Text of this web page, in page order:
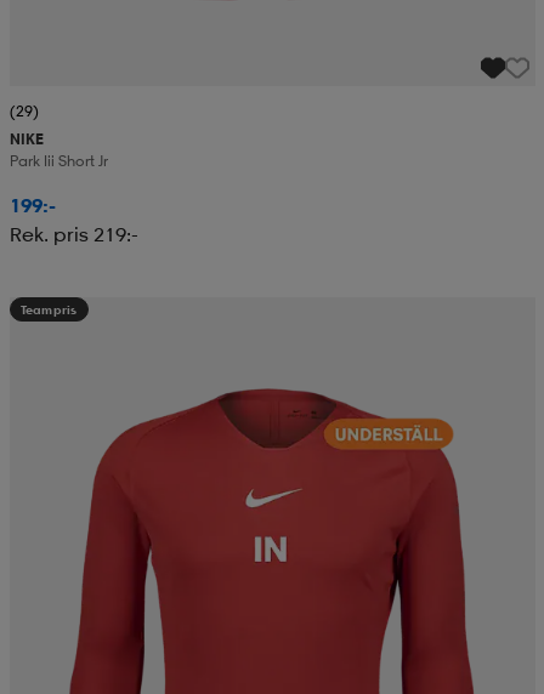
(29)
NIKE
Park Iii Short Jr
199:-
Rek. pris 219:-
Teampris